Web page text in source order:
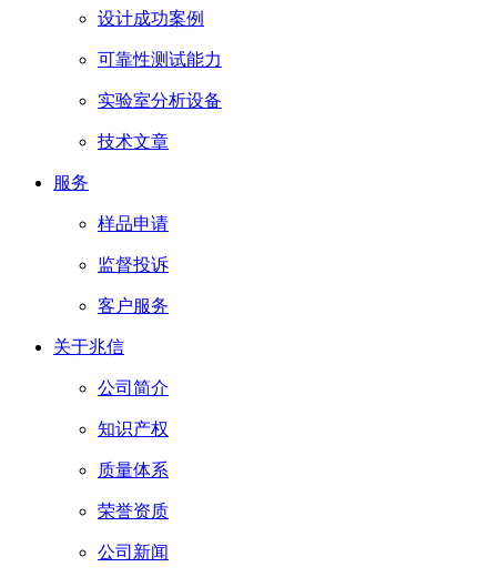
设计成功案例
可靠性测试能力
实验室分析设备
技术文章
服务
样品申请
监督投诉
客户服务
关于兆信
公司简介
知识产权
质量体系
荣誉资质
公司新闻